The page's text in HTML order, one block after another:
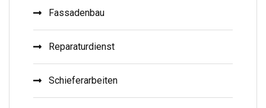
Fassadenbau
Reparaturdienst
Schieferarbeiten